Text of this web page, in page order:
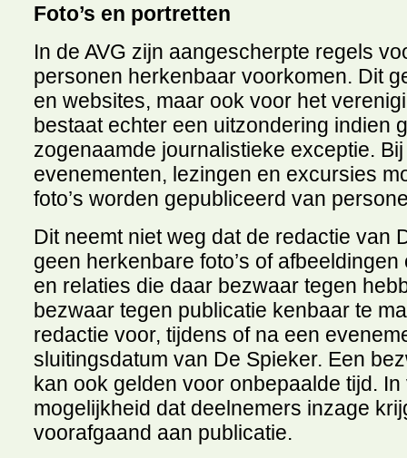
Foto’s en portretten
In de AVG zijn aangescherpte regels
personen herkenbaar voorkomen. Dit
en websites, maar ook voor het
bestaat echter een uitzondering indien
zogenaamde journalistieke exceptie.
evenementen, lezingen en excursies
foto’s worden gepubliceerd van
Dit neemt niet weg dat de redactie van
geen herkenbare foto’s of
en relaties die daar bezwaar tegen
bezwaar tegen publicatie kenbaar te
redactie voor, tijdens of na een
sluitingsdatum van De Spieker. Een
kan ook gelden voor onbepaalde tijd.
mogelijkheid dat deelnemers inzage
voorafgaand aan publicatie.